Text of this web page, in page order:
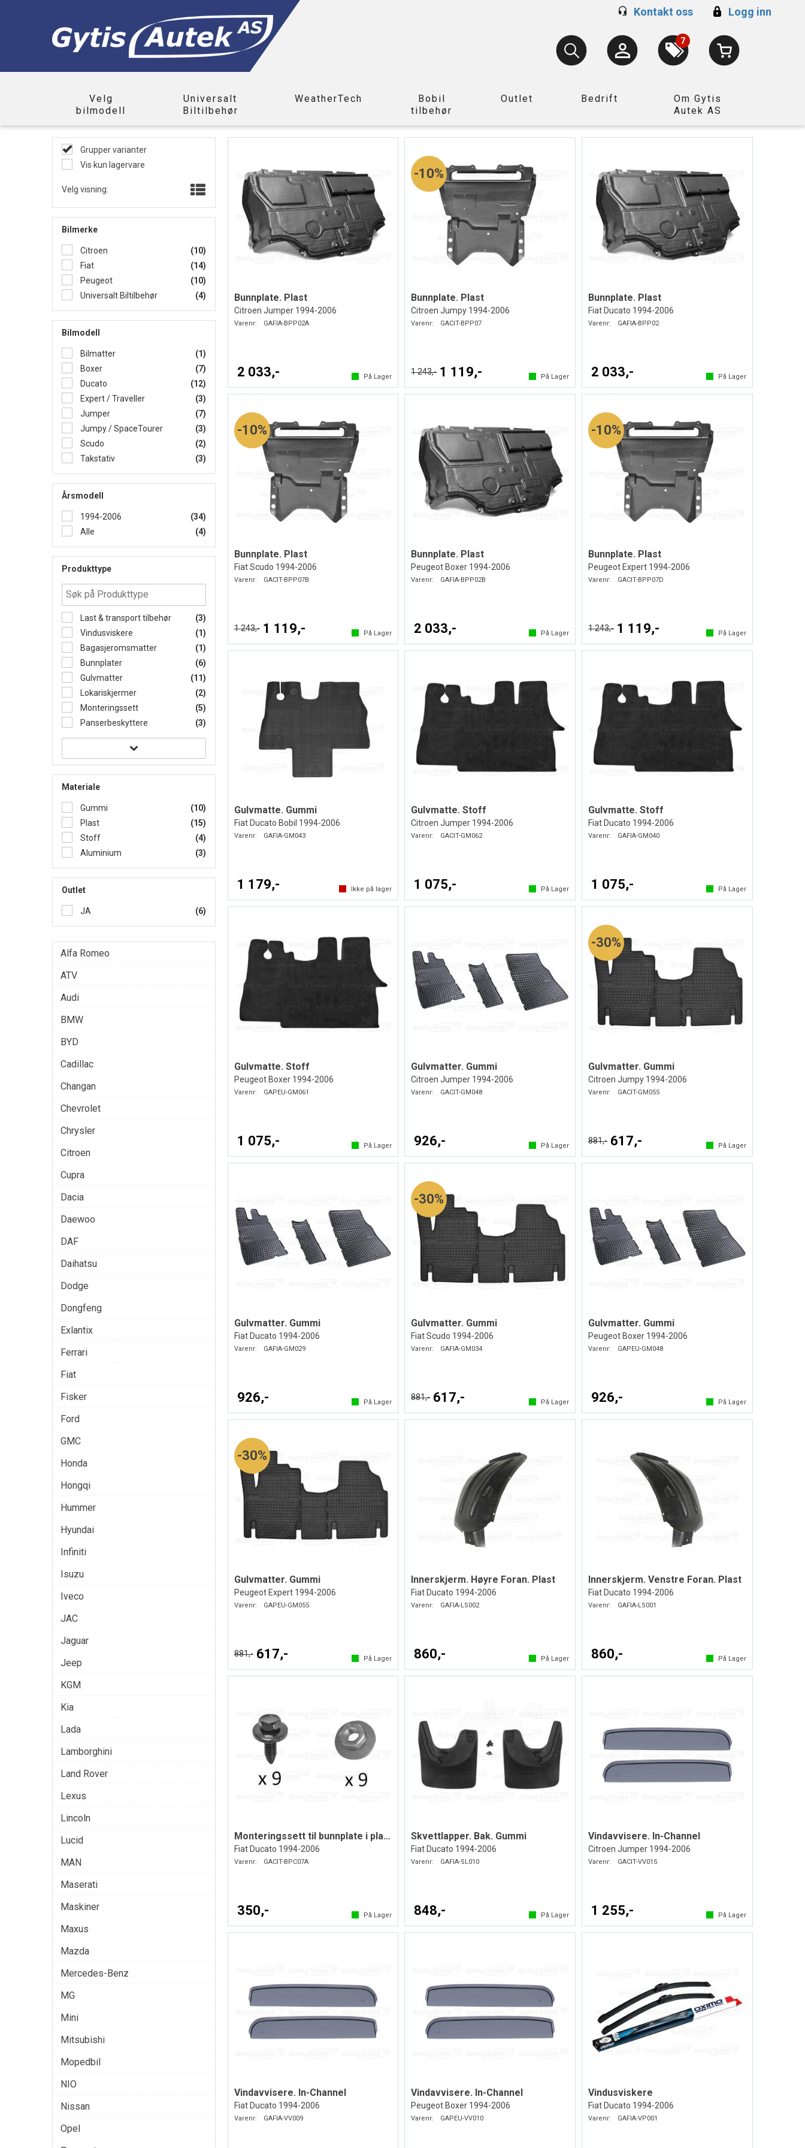
Kontakt oss Logg inn
7
Velg
bilmodell
Universalt
Biltilbehør
WeatherTech
Bobil
tilbehør
Outlet Bedrift
Om Gytis
Autek AS
Grupper varianter
Vis kun lagervare
Velg visning:
Bilmerke
Citroen
(10)
Fiat
(14)
Peugeot
(10)
Universalt Biltilbehør
(4)
Bilmodell
Bilmatter
(1)
Boxer
(7)
Ducato
(12)
Expert / Traveller
(3)
Jumper
(7)
Jumpy / SpaceTourer
(3)
Scudo
(2)
Takstativ
(3)
Årsmodell
1994-2006
(34)
Alle
(4)
Produkttype
Last & transport tilbehør
(3)
Vindusviskere
(1)
Bagasjeromsmatter
(1)
Bunnplater
(6)
Gulvmatter
(11)
Lokariskjermer
(2)
Monteringssett
(5)
Panserbeskyttere
(3)
Materiale
Gummi
(10)
Plast
(15)
Stoff
(4)
Aluminium
(3)
Outlet
JA (6)
Alfa Romeo
ATV
Audi
BMW
BYD
Cadillac
Changan
Chevrolet
Chrysler
Citroen
Cupra
Dacia
Daewoo
DAF
Daihatsu
Dodge
Dongfeng
Exlantix
Ferrari
Fiat
Fisker
Ford
GMC
Honda
Hongqi
Hummer
Hyundai
Infiniti
Isuzu
Iveco
JAC
Jaguar
Jeep
KGM
Kia
Lada
Lamborghini
Land Rover
Lexus
Lincoln
Lucid
MAN
Maserati
Maskiner
Maxus
Mazda
Mercedes-Benz
MG
Mini
Mitsubishi
Mopedbil
NIO
Nissan
Opel
Bunnplate. Plast
Citroen Jumper 1994-2006
Varenr: GAFIA-BPP02A
2 033,- På Lager
10%
Bunnplate. Plast
Citroen Jumpy 1994-2006
Varenr: GACIT-BPP07
1 243,- 1 119,- På Lager
Bunnplate. Plast
Fiat Ducato 1994-2006
Varenr: GAFIA-BPP02
2 033,- På Lager
10%
Bunnplate. Plast
Fiat Scudo 1994-2006
Varenr: GACIT-BPP07B
1 243,- 1 119,- På Lager
Bunnplate. Plast
Peugeot Boxer 1994-2006
Varenr: GAFIA-BPP02B
2 033,- På Lager
10%
Bunnplate. Plast
Peugeot Expert 1994-2006
Varenr: GACIT-BPP07D
1 243,- 1 119,- På Lager
Gulvmatte. Gummi
Fiat Ducato Bobil 1994-2006
Varenr: GAFIA-GM043
1 179,- Ikke på lager
Gulvmatte. Stoff
Citroen Jumper 1994-2006
Varenr: GACIT-GM062
1 075,- På Lager
Gulvmatte. Stoff
Fiat Ducato 1994-2006
Varenr: GAFIA-GM040
1 075,- På Lager
Gulvmatte. Stoff
Peugeot Boxer 1994-2006
Varenr: GAPEU-GM061
1 075,- På Lager
Gulvmatter. Gummi
Citroen Jumper 1994-2006
Varenr: GACIT-GM048
926,- På Lager
30%
Gulvmatter. Gummi
Citroen Jumpy 1994-2006
Varenr: GACIT-GM055
881,- 617,- På Lager
Gulvmatter. Gummi
Fiat Ducato 1994-2006
Varenr: GAFIA-GM029
926,- På Lager
30%
Gulvmatter. Gummi
Fiat Scudo 1994-2006
Varenr: GAFIA-GM034
881,- 617,- På Lager
Gulvmatter. Gummi
Peugeot Boxer 1994-2006
Varenr: GAPEU-GM048
926,- På Lager
30%
Gulvmatter. Gummi
Peugeot Expert 1994-2006
Varenr: GAPEU-GM055
881,- 617,- På Lager
Innerskjerm. Høyre Foran. Plast
Fiat Ducato 1994-2006
Varenr: GAFIA-LS002
860,- På Lager
Innerskjerm. Venstre Foran. Plast
Fiat Ducato 1994-2006
Varenr: GAFIA-LS001
860,- På Lager
Monteringssett til bunnplate i plast
Fiat Ducato 1994-2006
Varenr: GACIT-BPC07A
350,- På Lager
Skvettlapper. Bak. Gummi
Fiat Ducato 1994-2006
Varenr: GAFIA-SL010
848,- På Lager
Vindavvisere. In-Channel
Citroen Jumper 1994-2006
Varenr: GACIT-VV015
1 255,- På Lager
Vindavvisere. In-Channel
Fiat Ducato 1994-2006
Varenr: GAFIA-VV009
Vindavvisere. In-Channel
Peugeot Boxer 1994-2006
Varenr: GAPEU-VV010
Vindusviskere
Fiat Ducato 1994-2006
Varenr: GAFIA-VP001